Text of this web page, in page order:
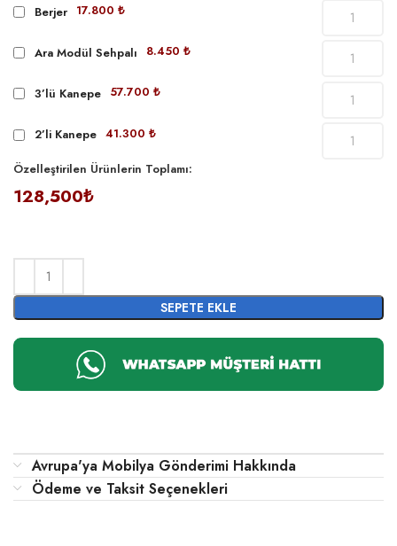
Berjer 17.800 ₺
Ara Modül Sehpalı 8.450 ₺
3’lü Kanepe 57.700 ₺
2’li Kanepe 41.300 ₺
Özelleştirilen Ürünlerin Toplamı:
128,500₺
SEPETE EKLE
Avrupa'ya Mobilya Gönderimi Hakkında
Ödeme ve Taksit Seçenekleri